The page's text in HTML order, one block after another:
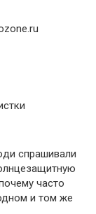
спрашивали
часто
и том же